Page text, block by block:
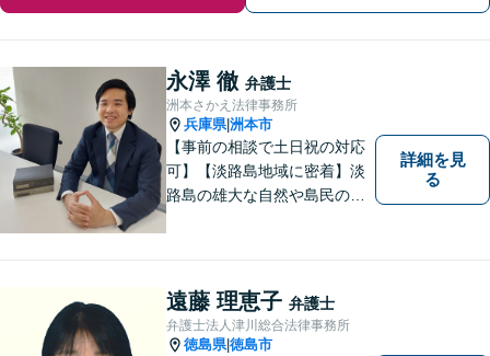
永澤 徹 弁護士
洲本さかえ法律事務所
兵庫県|洲本市
【事前の相談で土日祝の対応
可】【淡路島地域に密着】淡
路島の雄大な自然や島民の
力で励んでおります。事前の
ご相談で土日祝・時間外対応
が可能です。
詳細を見
る
遠藤 理恵子 弁護士
弁護士法人津川総合法律事務所
徳島県|徳島市